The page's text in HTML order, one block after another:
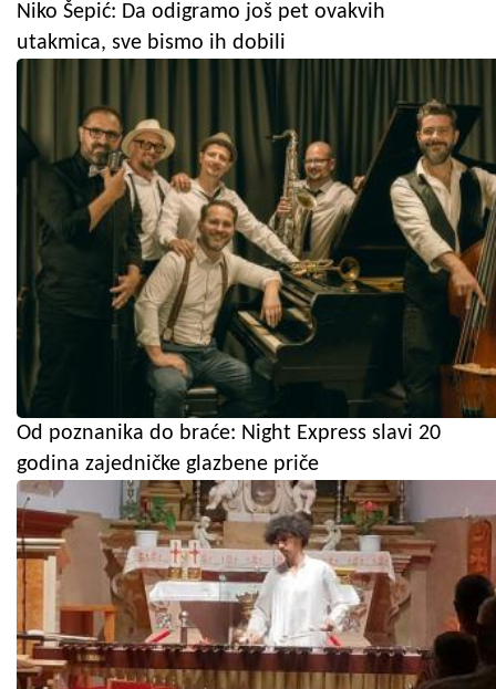
Niko Šepić: Da odigramo još pet ovakvih
utakmica, sve bismo ih dobili
Od poznanika do braće: Night Express slavi 20
godina zajedničke glazbene priče